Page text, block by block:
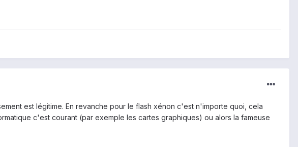
est légitime. En revanche pour le flash xénon c'est n'importe quoi, cela
c'est courant (par exemple les cartes graphiques) ou alors la fameuse